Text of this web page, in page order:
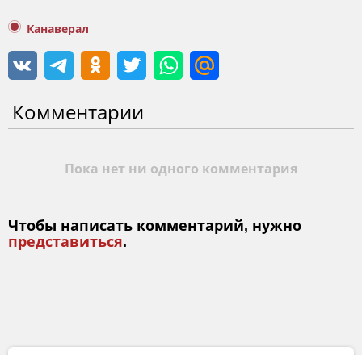
Канаверал
Комментарии
Пока нет ни одного комментария
Чтобы написать комментарий, нужно
представиться.